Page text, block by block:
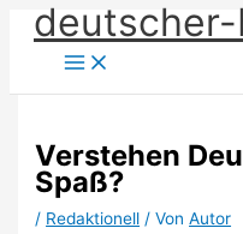
Zum
Inhalt
springen
Verstehen
Spaß?
/ Redaktionell / VonAutor